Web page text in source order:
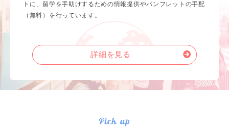
トに、留学を手助けするための情報提供やパンフレットの手配
（無料）を行っています。
詳細を見る
Pick up